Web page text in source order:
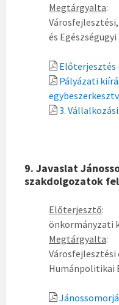
Megtárgyalta:
és
Előterjesztés
Pályázati
3.
9. Javaslat
szakdolgozatok
Előterjesztő:
önkormányzati
Megtárgyalta:
Városfejlesztési
Humánpolitikai